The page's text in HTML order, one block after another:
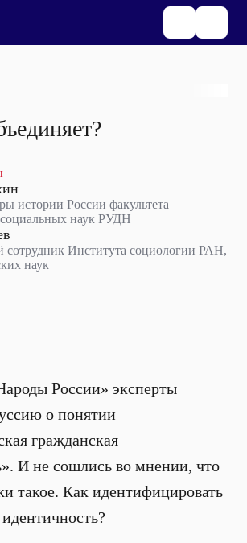
истории России факультета
наук РУДН
сотрудник Института социологии РАН,
наук
России» эксперты
о понятии
гражданская
И не сошлись во мнении, что
такое. Как идентифицировать